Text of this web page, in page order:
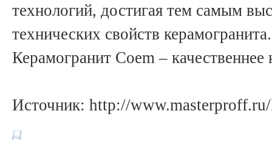
технологий, достигая тем самым
технических свойств керамогранита.
Керамогранит Coem – качественнее
Источник: http://